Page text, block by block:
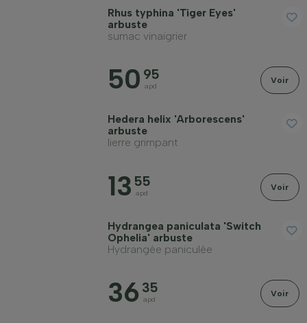
Rhus typhina 'Tiger Eyes'
arbuste
sumac vinaigrier
50 95
apd
Voir
Hedera helix 'Arborescens'
arbuste
lierre grimpant
13 55
apd
Voir
Hydrangea paniculata 'Switch
Ophelia' arbuste
Hydrangée paniculée
36 35
apd
Voir